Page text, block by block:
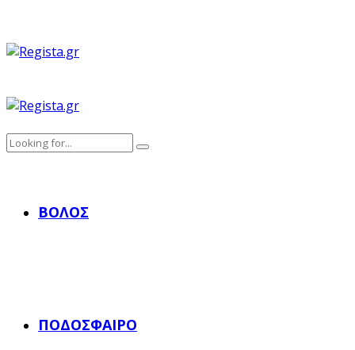
ΒΌΛΟΣ
ΠΟΔΌΣΦΑΙΡΟ